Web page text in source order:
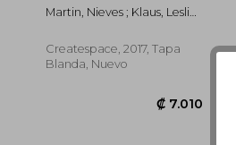
Martin, Nieves ; Klaus, Leslie
Createspace, 2017, Tapa
Blanda, Nuevo